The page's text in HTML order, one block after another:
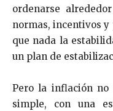
ordenarse
normas, incentivos y
que nada la
un plan de
Pero la inflación no
simple, con una